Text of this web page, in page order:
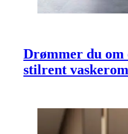
Drømmer du
stilrent